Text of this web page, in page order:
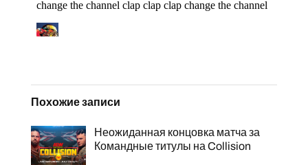
Похожие записи
Неожиданная концовка матча за
Командные титулы на Collision